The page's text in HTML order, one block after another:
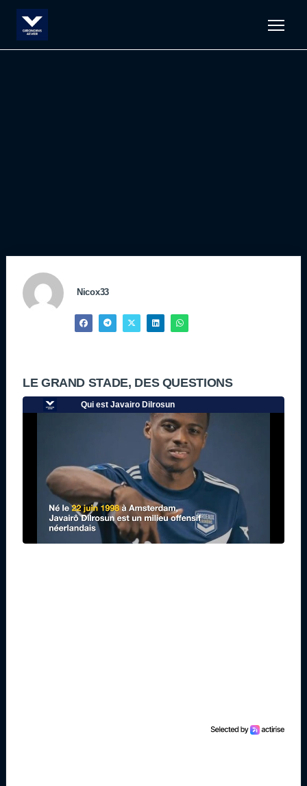
Nicox33
LE GRAND STADE, DES QUESTIONS